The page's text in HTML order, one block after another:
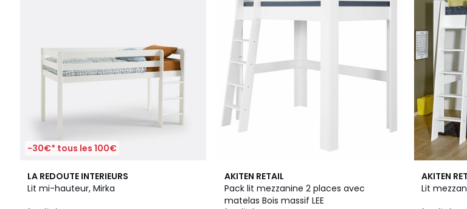
-30€* tous les 100€
LA REDOUTE INTERIEURS
Lit mi-hauteur, Mirka
4,5
/ 5
2
Couleurs
AKITEN RETAIL
Pack lit mezzanine 2 places avec
matelas Bois massif LEE
3
Couleurs
AKITEN
3
Couleurs